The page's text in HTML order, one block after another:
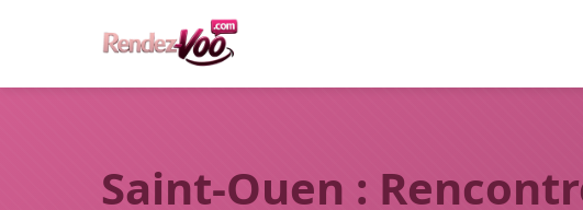
Saint-Ouen :